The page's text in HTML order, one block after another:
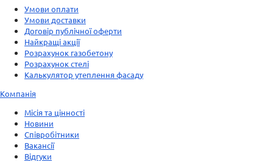
Умови оплати
Умови доставки
Договір публічної оферти
Найкращі акції
Розрахунок газобетону
Розрахунок стелі
Калькулятор утеплення фасаду
Компанія
Місія та цінності
Новини
Співробітники
Вакансії
Відгуки